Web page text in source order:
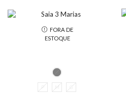
FORA DE
ESTOQUE
P M